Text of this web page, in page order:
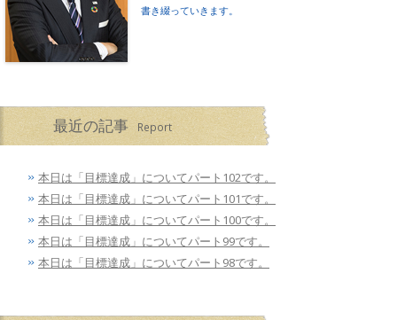
書き綴っていきます。
最近の記事 Report
本日は「目標達成」についてパート102です。
本日は「目標達成」についてパート101です。
本日は「目標達成」についてパート100です。
本日は「目標達成」についてパート99です。
本日は「目標達成」についてパート98です。